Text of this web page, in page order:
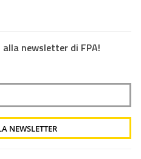
newsletter di FPA!